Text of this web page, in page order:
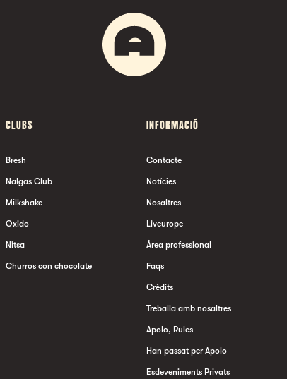
CLUBS
Bresh
Nalgas Club
Milkshake
Oxido
Nitsa
Churros con chocolate
INFORMACIÓ
Contacte
Notícies
Nosaltres
Liveurope
Àrea professional
Faqs
Crèdits
Treballa amb nosaltres
Apolo, Rules
Han passat per Apolo
Esdeveniments Privats